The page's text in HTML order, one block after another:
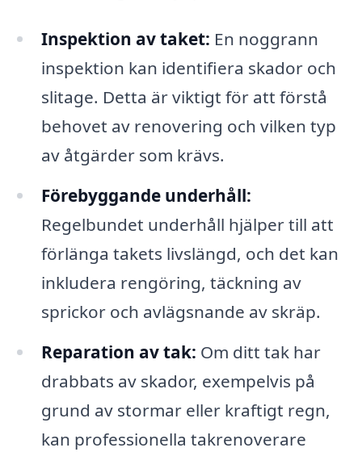
Inspektion av taket: En noggrann
inspektion kan identifiera skador och
slitage. Detta är viktigt för att förstå
behovet av renovering och vilken typ
av åtgärder som krävs.
Förebyggande underhåll:
Regelbundet underhåll hjälper till att
förlänga takets livslängd, och det kan
inkludera rengöring, täckning av
sprickor och avlägsnande av skräp.
Reparation av tak: Om ditt tak har
drabbats av skador, exempelvis på
grund av stormar eller kraftigt regn,
kan professionella takrenoverare